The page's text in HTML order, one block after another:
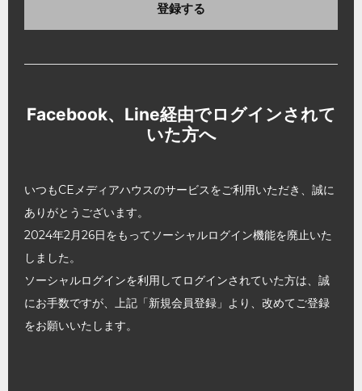
登録する
Facebook、Line経由でログインされて
いた方へ
いつもCEメディアハウスのサービスをご利用いただき、誠に
ありがとうございます。
2024年2月26日をもってソーシャルログイン機能を廃止いた
しました。
ソーシャルログインを利用してログインされていた方は、誠
にお手数ですが、上記「新規会員登録」より、改めてご登録
をお願いいたします。